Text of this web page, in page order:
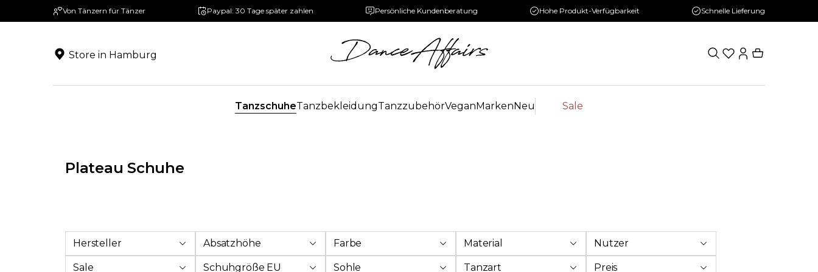
Zur Hauptnavigation springen
Von Tänzern für Tänzer Paypal: 30 Tage später zahlen Persönliche Kundenberatung Hohe Produkt-Verfügbarkeit Schnelle Lieferung
Store in Hamburg
TanzschuheTanzbekleidungTanzzubehörVeganMarkenNeu Sale
Plateau Schuhe
Hersteller Absatzhöhe Farbe Material Nutzer
Sale Schuhgröße EU Sohle Tanzart Preis